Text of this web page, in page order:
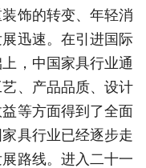
饰的转变、年轻消
迅速。在引进国际
，中国家具行业通
、产品品质、设计
等方面得到了全面
具行业已经逐步走
路线。进入二十一